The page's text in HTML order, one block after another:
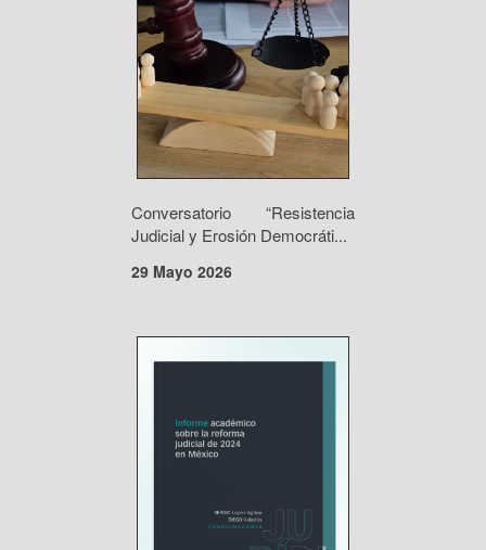
Conversatorio “Resistencia
Judicial y Erosión Democráti...
29 Mayo 2026